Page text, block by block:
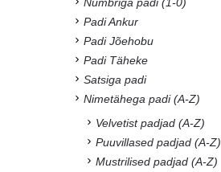
Padi Ankur
Padi Jõehobu
Padi Täheke
Satsiga padi
Nimetähega padi (A-Z)
Velvetist padjad (A-Z)
Puuvillased padjad (A-Z)
Mustrilised padjad (A-Z)